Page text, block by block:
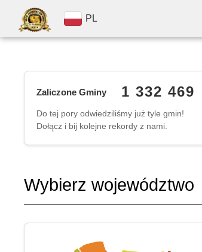
PL
Zaliczone Gminy 1 332 469
Do tej pory odwiedziliśmy już tyle gmin!
Dołącz i bij kolejne rekordy z nami.
Wybierz województwo